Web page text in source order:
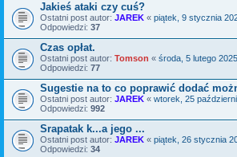
Jakieś ataki czy cuś?
Ostatni post autor: JAREK « piątek, 9 stycznia
Odpowiedzi: 37
Czas opłat.
Ostatni post autor: Tomson « środa, 5 lutego
Odpowiedzi: 77
Sugestie na to co poprawić dodać
Ostatni post autor: JAREK « wtorek, 25
Odpowiedzi: 992
Srapatak k...a jego ...
Ostatni post autor: JAREK « piątek, 26 stycznia
Odpowiedzi: 34